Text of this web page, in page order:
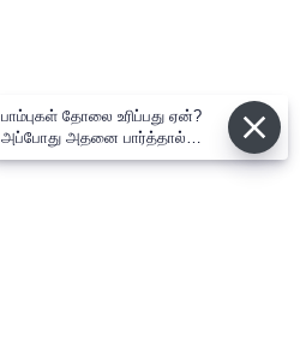
பாம்புகள் தோலை உரிப்பது ஏன்?
அப்போது அதனை பார்த்தால்
பழிவாங்குமா?